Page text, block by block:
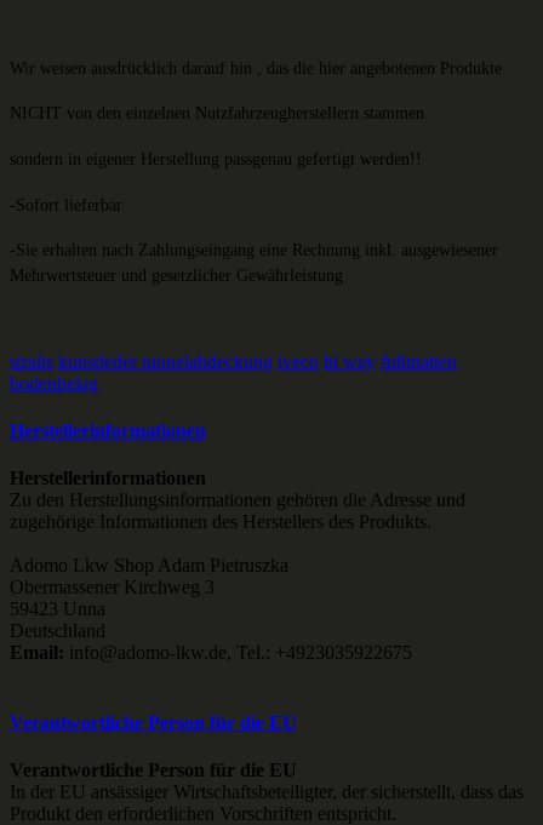
Wir weisen ausdrücklich darauf hin , das die hier angebotenen Produkte
NICHT von den einzelnen Nutzfahrzeugherstellern stammen
sondern in eigener Herstellung passgenau gefertigt werden!!
-Sofort lieferbar
-Sie erhalten nach Zahlungseingang eine Rechnung inkl. ausgewiesener
Mehrwertsteuer und gesetzlicher Gewährleistung
stralis kunstleder tunnelabdeckung iveco hi way fußmatten
bodenbelag
Herstellerinformationen
Herstellerinformationen
Zu den Herstellungsinformationen gehören die Adresse und
zugehörige Informationen des Herstellers des Produkts.
Adomo Lkw Shop Adam Pietruszka
Obermassener Kirchweg 3
59423 Unna
Deutschland
Email: info@adomo-lkw.de, Tel.: +4923035922675
Verantwortliche Person für die EU
Verantwortliche Person für die EU
In der EU ansässiger Wirtschaftsbeteiligter, der sicherstellt, dass das
Produkt den erforderlichen Vorschriften entspricht.